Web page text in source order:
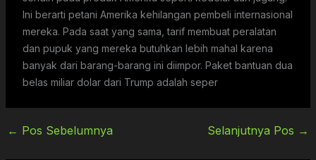
← Pos Sebelumnya Selanjutnya Pos →